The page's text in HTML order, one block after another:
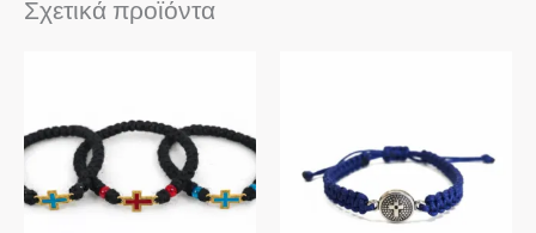
Σχετικά προϊόντα
προϊόν
πολλαπλές
παραλλαγές.